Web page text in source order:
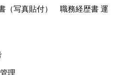
（写真貼付） 職務経歴書 運
理